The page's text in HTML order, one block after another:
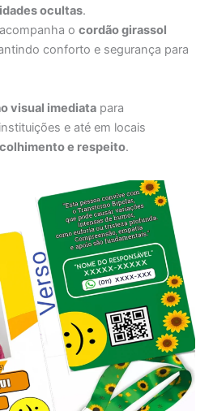
ocultas.
ocordão girassol
conforto e segurança para
visual imediata para
e até em locais
e respeito.